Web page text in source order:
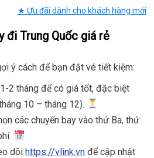
★ Ưu đãi dành cho khách hàng mới
đi Trung Quốc giá rẻ
ý cách để bạn đặt vé tiết kiệm:
2 tháng để có giá tốt, đặc biệt
10 – tháng 12).
các chuyến bay vào thứ Ba, thứ
dõihttps://vlink.vn để cập nhật